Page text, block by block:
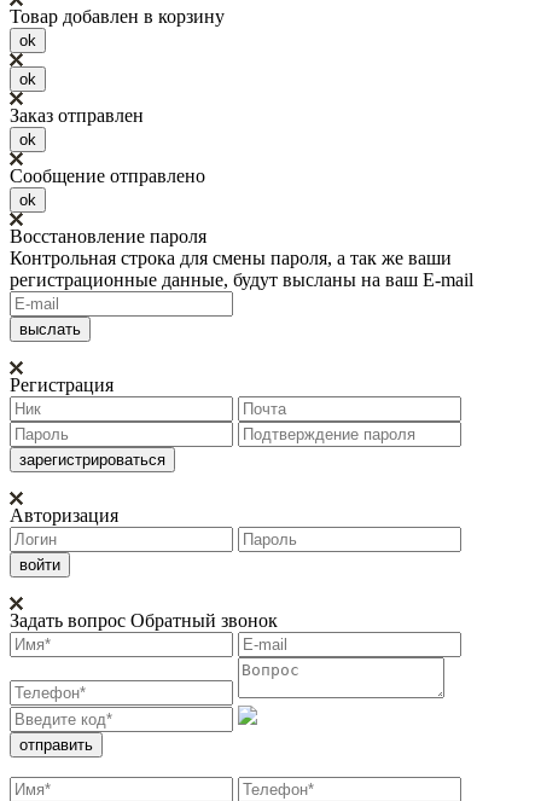
Товар добавлен в корзину
ok
ok
Заказ отправлен
ok
Сообщение отправлено
ok
Восстановление пароля
Контрольная строка для смены пароля, а так же ваши
регистрационные данные, будут высланы на ваш E-mail
Регистрация
Авторизация
Задать вопрос Обратный звонок